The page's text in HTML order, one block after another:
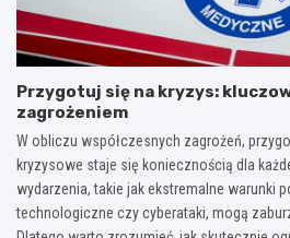
Przygotuj się na kryzys:
zagrożeniem
W obliczu współczesnych zagrożeń,
kryzysowe staje się koniecznością dla
wydarzenia, takie jak ekstremalne warunki
technologiczne czy cyberataki, mogą